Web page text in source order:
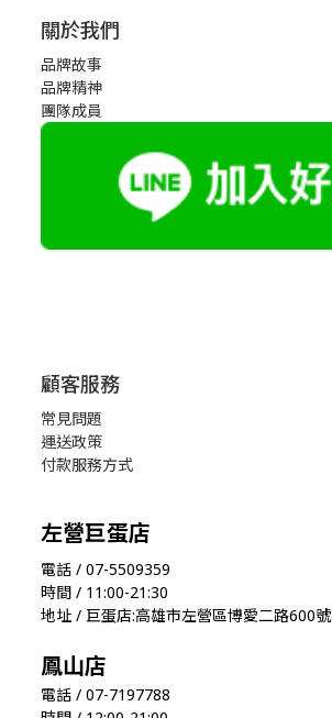
關於我們
品牌故事
品牌精神
團隊成員
顧客服務
常見問題
運送政策
付款服務方式
左營巨蛋店
電話 / 07-5509359
時間 / 11:00-21:30
地址 / 巨蛋店:高雄市左營區博愛二路600號
鳳山店
電話 / 07-7197788